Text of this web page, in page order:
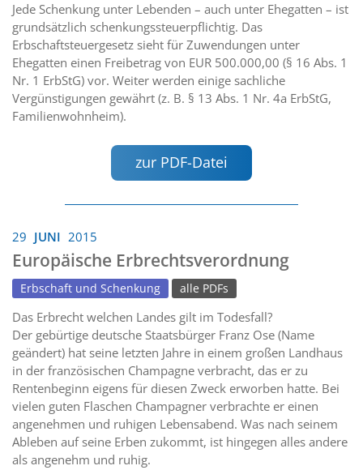
Jede Schenkung unter Lebenden – auch unter Ehegatten – ist
grundsätzlich schenkungssteuerpflichtig. Das
Erbschaftsteuergesetz sieht für Zuwendungen unter
Ehegatten einen Freibetrag von EUR 500.000,00 (§ 16 Abs. 1
Nr. 1 ErbStG) vor. Weiter werden einige sachliche
Vergünstigungen gewährt (z. B. § 13 Abs. 1 Nr. 4a ErbStG,
Familienwohnheim).
zur PDF-Datei
29 JUNI 2015
Europäische Erbrechtsverordnung
Erbschaft und Schenkung alle PDFs
Das Erbrecht welchen Landes gilt im Todesfall?
Der gebürtige deutsche Staatsbürger Franz Ose (Name
geändert) hat seine letzten Jahre in einem großen Landhaus
in der französischen Champagne verbracht, das er zu
Rentenbeginn eigens für diesen Zweck erworben hatte. Bei
vielen guten Flaschen Champagner verbrachte er einen
angenehmen und ruhigen Lebensabend. Was nach seinem
Ableben auf seine Erben zukommt, ist hingegen alles andere
als angenehm und ruhig.